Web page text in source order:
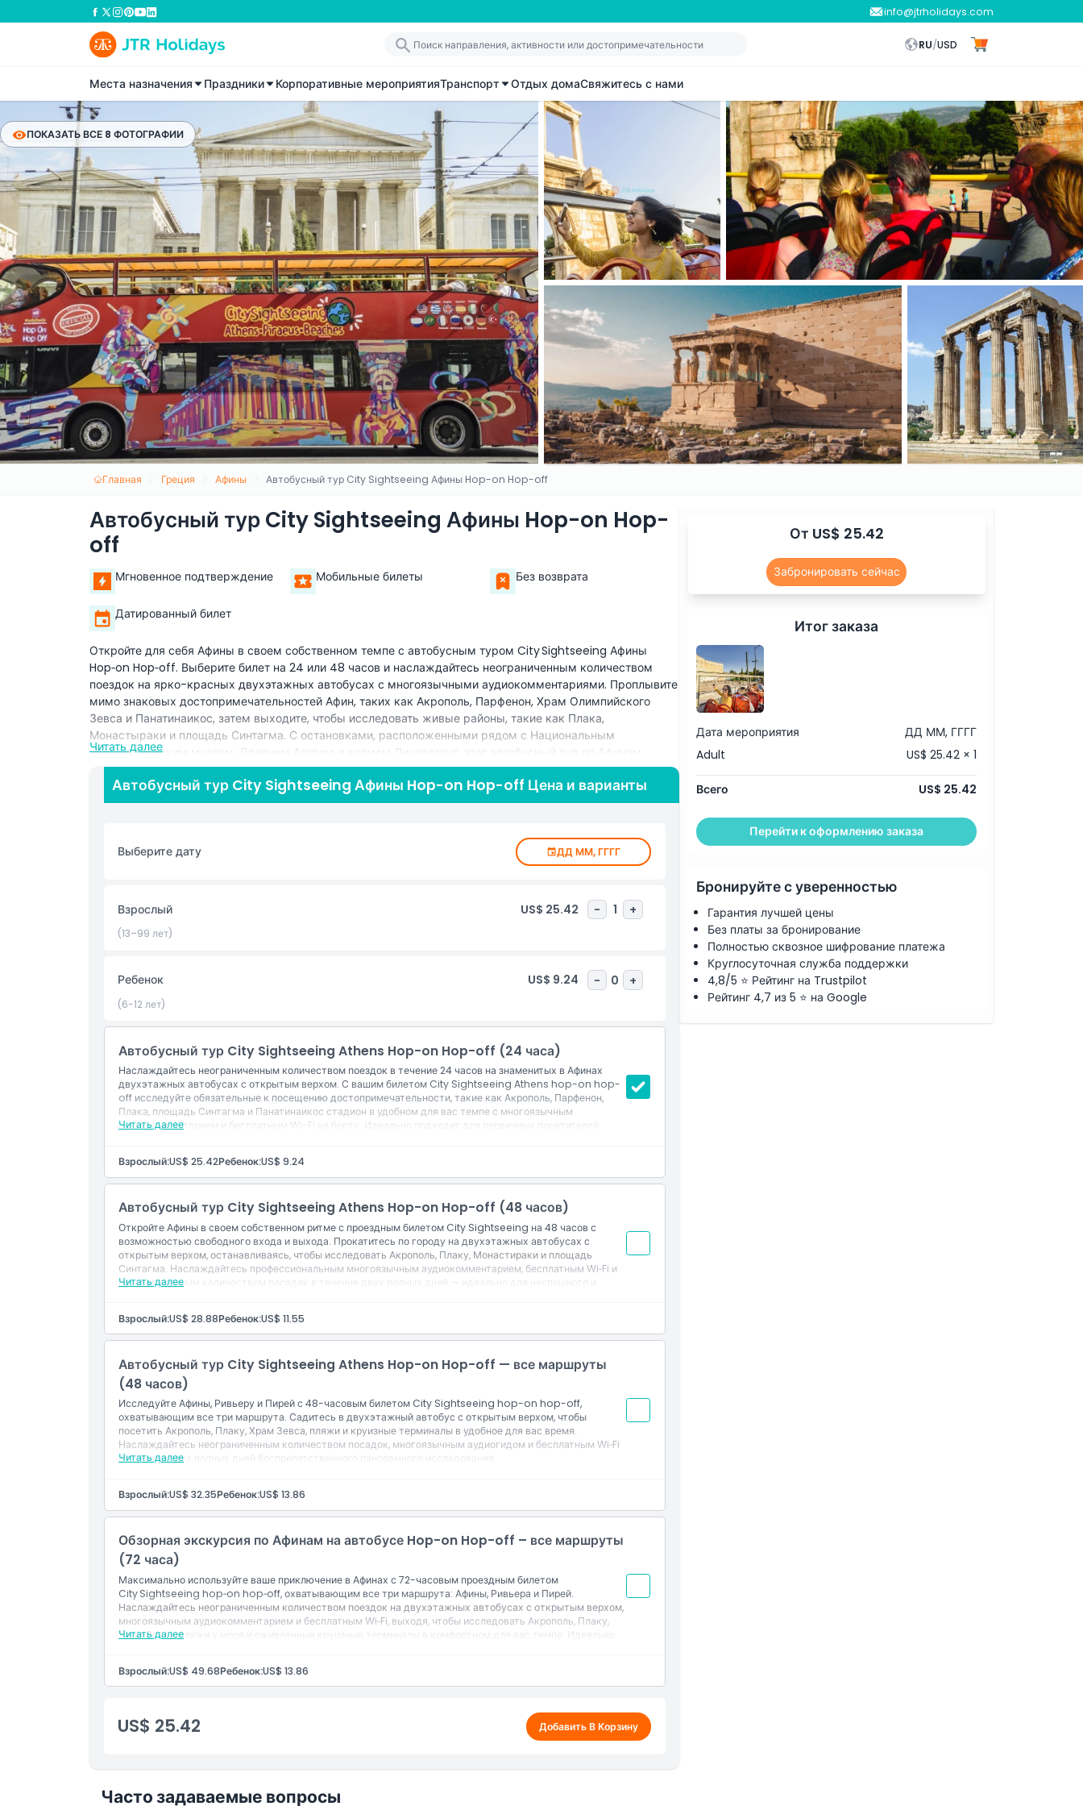
info@jtrholidays.com
RU/USD
Места назначения Праздники Корпоративные мероприятияТранспорт Отдых домаСвяжитесь с нами
ПОКАЗАТЬ ВСЕ 8 ФОТОГРАФИИ
Главная Греция Афины Автобусный тур City Sightseeing Афины Hop-on Hop-off
Автобусный тур City Sightseeing Афины Hop-on Hop-
off
Мгновенное подтверждение Мобильные билеты Без возврата
Датированный билет
Откройте для себя Афины в своем собственном темпе с автобусным туром City Sightseeing Афины
Hop‑on Hop‑off. Выберите билет на 24 или 48 часов и наслаждайтесь неограниченным количеством
поездок на ярко-красных двухэтажных автобусах с многоязычными аудиокомментариями. Проплывите
мимо знаковых достопримечательностей Афин, таких как Акрополь, Парфенон, Храм Олимпийского
Зевса и Панатинаикос, затем выходите, чтобы исследовать живые районы, такие как Плака,
Монастыраки и площадь Синтагма. С остановками, расположенными рядом с Национальным
археологическим музеем, Древним Агором и холмом Ликаветтус, этот автобусный тур по Афинам
предлагает непревзойденную гибкость. Ваш билет City Sightseeing Афины включает обновления
маршрута в реальном времени, бесплатный Wi‑Fi на борту и советы инсайдеров о местных тавернах,
торговых улицах и скрытых сокровищах. Независимо от того, впервые вы в городе или опытный
достопримечательностей, панорамные виды и бесстрессовое открытие лучшего в Афинах. Забронируйте
билет Hop‑on Hop‑off по Афинам сегодня и откройте для себя историческую столицу Греции как никогда
Основные моменты
Вещи, которые нужно знать
Местоположение
Политика отмены
Читать далее
Автобусный тур City Sightseeing Афины Hop-on Hop-off Цена и варианты
Выберите дату ДД ММ, ГГГГ
Взрослый US$ 25.42 - 1 +
(13–99 лет)
Ребенок US$ 9.24 - 0 +
(6-12 лет)
Автобусный тур City Sightseeing Athens Hop-on Hop-off (24 часа)
Наслаждайтесь неограниченным количеством поездок в течение 24 часов на знаменитых в Афинах
двухэтажных автобусах с открытым верхом. С вашим билетом City Sightseeing Athens hop-on hop-
off исследуйте обязательные к посещению достопримечательности, такие как Акрополь, Парфенон,
Плака, площадь Синтагма и Панатинаикос стадион в удобном для вас темпе с многоязычным
аудиокомментарием и бесплатным Wi-Fi на борту. Идеально подходит для первичных посетителей,
Читать далее
Взрослый:US$ 25.42Ребенок:US$ 9.24
Автобусный тур City Sightseeing Athens Hop-on Hop-off (48 часов)
Откройте Афины в своем собственном ритме с проездным билетом City Sightseeing на 48 часов с
возможностью свободного входа и выхода. Прокатитесь по городу на двухэтажных автобусах с
открытым верхом, останавливаясь, чтобы исследовать Акрополь, Плаку, Монастираки и площадь
Синтагма. Наслаждайтесь профессиональным многоязычным аудиокомментарием, бесплатным Wi‑Fi и
неограниченным количеством посадок в течение двух полных дней — идеально для неспешного и
Читать далее
Взрослый:US$ 28.88Ребенок:US$ 11.55
Автобусный тур City Sightseeing Athens Hop-on Hop-off — все маршруты
(48 часов)
Исследуйте Афины, Ривьеру и Пирей с 48-часовым билетом City Sightseeing hop-on hop-off,
охватывающим все три маршрута. Садитесь в двухэтажный автобус с открытым верхом, чтобы
посетить Акрополь, Плаку, Храм Зевса, пляжи и круизные терминалы в удобное для вас время.
Наслаждайтесь неограниченным количеством посадок, многоязычным аудиогидом и бесплатным Wi‑Fi
в течение двух полных дней беспрепятственного панорамного исследования.
Читать далее
Взрослый:US$ 32.35Ребенок:US$ 13.86
Обзорная экскурсия по Афинам на автобусе Hop-on Hop-off – все маршруты
(72 часа)
Максимально используйте ваше приключение в Афинах с 72-часовым проездным билетом
City Sightseeing hop‑on hop‑off, охватывающим все три маршрута: Афины, Ривьера и Пирей.
Наслаждайтесь неограниченным количеством поездок на двухэтажных автобусах с открытым верхом,
многоязычным аудиокомментарием и бесплатным Wi‑Fi, выходя, чтобы исследовать Акрополь, Плаку,
Храм Зевса, пляжи у моря и оживленные круизные терминалы в комфортном для вас темпе. Идеально
Читать далее
Взрослый:US$ 49.68Ребенок:US$ 13.86
US$ 25.42 Добавить В Корзину
От US$ 25.42
Забронировать сейчас
Итог заказа
Дата мероприятия
ДД ММ, ГГГГ
Adult
US$ 25.42 × 1
Всего US$ 25.42
Перейти к оформлению заказа
Бронируйте с уверенностью
Гарантия лучшей цены
Без платы за бронирование
Полностью сквозное шифрование платежа
Круглосуточная служба поддержки
4,8/5 ⭐ Рейтинг на Trustpilot
Рейтинг 4,7 из 5 ⭐ на Google
Часто задаваемые вопросы